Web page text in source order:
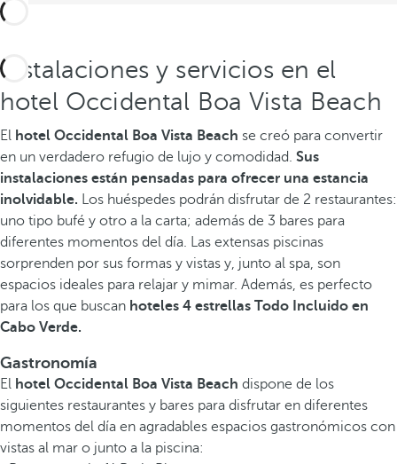
Instalaciones y servicios en el
hotel Occidental Boa Vista Beach
El hotel Occidental Boa Vista Beach se creó para convertir
en un verdadero refugio de lujo y comodidad. Sus
instalaciones están pensadas para ofrecer una estancia
inolvidable. Los huéspedes podrán disfrutar de 2 restaurantes:
uno tipo bufé y otro a la carta; además de 3 bares para
diferentes momentos del día. Las extensas piscinas
sorprenden por sus formas y vistas y, junto al spa, son
espacios ideales para relajar y mimar. Además, es perfecto
para los que buscan hoteles 4 estrellas Todo Incluido en
Cabo Verde.
Gastronomía
El hotel Occidental Boa Vista Beach dispone de los
siguientes restaurantes y bares para disfrutar en diferentes
momentos del día en agradables espacios gastronómicos con
vistas al mar o junto a la piscina: